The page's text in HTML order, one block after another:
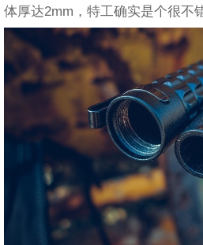
体厚达2mm，特工确实是个很不